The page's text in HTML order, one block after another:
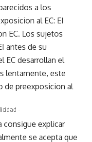
a los
al EC: EI
EC. Los sujetos
antes de su
EC desarrollan el
lentamente, este
de preexposicion al
-
consigue explicar
se acepta que